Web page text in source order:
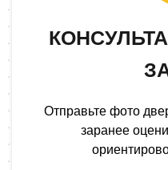
Отправьте фото
заранее